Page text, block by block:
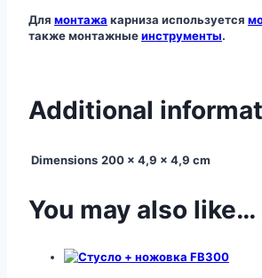
Для монтажа карниза используется
также монтажныеинструменты.
Additional
Dimensions 200 × 4,9 × 4,9 cm
You may also like…